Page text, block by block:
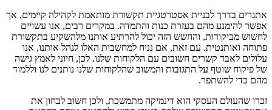
אתגרים בדרך לבניית אסטרטגיית תקשורת מותאמת לקהילה קיימים, אך
אפשר להימנע מהם בעזרת כנות והתמדה. במקרים רבים, אנו עשויים
לחשוש מביקורות, והחשש הזה יכול להרתיע אותנו מלהשקיע בתקשורת
פתוחה ואותנטית. עם זאת, אם נניח למחשבות האלו לנהל אותנו, אנו
עלולים לאבד קשרים חשובים עם הלקוחות שלנו. לכן, חיוני לאמץ גישה
של פיקוח שוטף על התגובות והמשוב שהלקוחות שלנו נותנים לנו וללמוד
מהם כדי להשתפר.
זכרו שהעולם העסקי הוא דינמיקה מתמשכת, ולכן חשוב לבחון את